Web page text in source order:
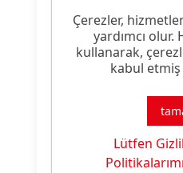
CHT Türkiye
Kaynakları
Bu doğrultuda
Çerezler,
yardımcı
kullanarak,
kabul
Lütfen